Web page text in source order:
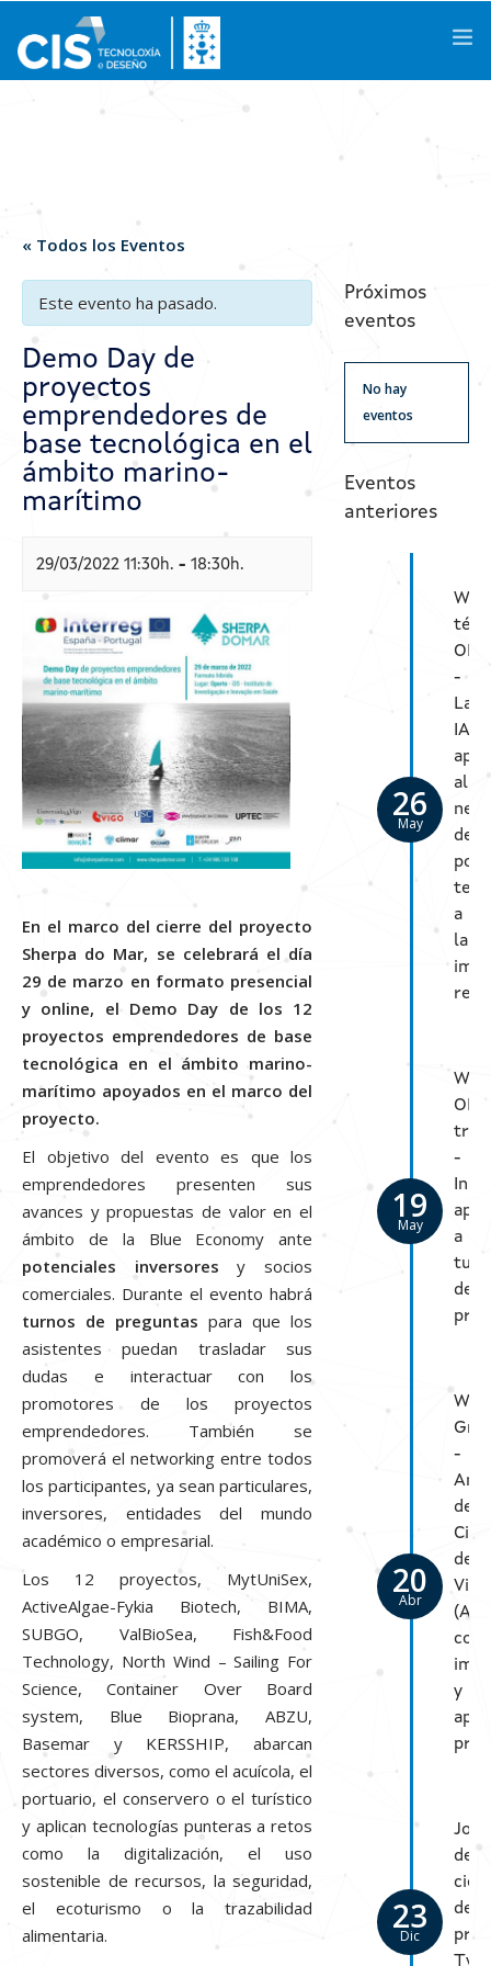
Áreas de Conocimiento
Proyectos de I+D+i
Casos de Éxito
Espacios
« Todos los Eventos
Este evento ha pasado.
Demo Day de
proyectos
emprendedores de
base tecnológica en el
ámbito marino-
marítimo
29/03/2022 11:30h. - 18:30h.
En el marco del cierre del proyecto
Sherpa do Mar, se celebrará el día
29 de marzo en formato presencial
y online, el Demo Day de los 12
proyectos emprendedores de base
tecnológica en el ámbito marino-
marítimo apoyados en el marco del
proyecto.
El objetivo del evento es que los
emprendedores presenten sus
avances y propuestas de valor en el
ámbito de la Blue Economy ante
potenciales inversores y socios
comerciales. Durante el evento habrá
turnos de preguntas para que los
asistentes puedan trasladar sus
dudas e interactuar con los
promotores de los proyectos
emprendedores. También se
promoverá el networking entre todos
los participantes, ya sean particulares,
inversores, entidades del mundo
académico o empresarial.
Los 12 proyectos, MytUniSex,
ActiveAlgae-Fykia Biotech, BIMA,
SUBGO, ValBioSea, Fish&Food
Technology, North Wind – Sailing For
Science, Container Over Board
system, Blue Bioprana, ABZU,
Basemar y KERSSHIP, abarcan
sectores diversos, como el acuícola, el
portuario, el conservero o el turístico
y aplican tecnologías punteras a retos
como la digitalización, el uso
sostenible de recursos, la seguridad,
el ecoturismo o la trazabilidad
alimentaria.
Próximos
eventos
No hay
eventos
Eventos
anteriores
26
May
-
La
IA
al
del
a
la
real
19
May
-
a
tu
20
Abr
-
del
de
Vida
y
23
Dic
de
del